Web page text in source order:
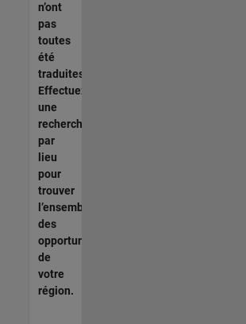
n’ont
pas
toutes
été
traduites.
Effectuez
une
recherche
par
lieu
pour
trouver
l’ensemble
des
opportunités
de
votre
région.